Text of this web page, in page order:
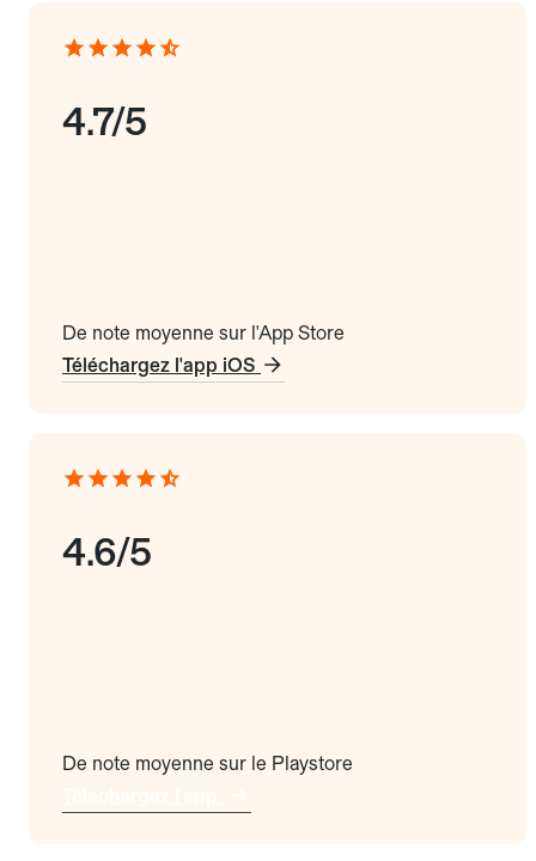
4.7/5
De note moyenne sur l'App Store
Téléchargez l'app iOS
4.6/5
De note moyenne sur le Playstore